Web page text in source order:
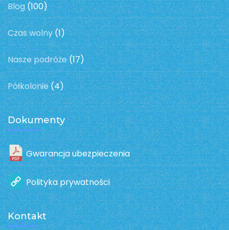
Blog(100)
Czas wolny(1)
Nasze podróże(17)
Półkolonie(4)
Dokumenty
Gwarancja ubezpieczenia
Polityka prywatności
Kontakt